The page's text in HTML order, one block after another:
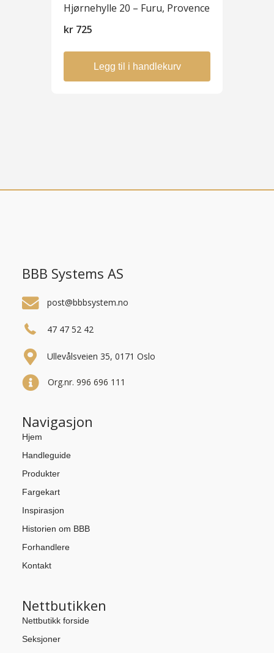
Hjørnehylle 20 – Furu, Provence
kr 725
Legg til i handlekurv
BBB Systems AS
post@bbbsystem.no
47 47 52 42
Ullevålsveien 35, 0171 Oslo
Org.nr. 996 696 111
Navigasjon
Hjem
Handleguide
Produkter
Fargekart
Inspirasjon
Historien om BBB
Forhandlere
Kontakt
Nettbutikken
Nettbutikk forside
Seksjoner